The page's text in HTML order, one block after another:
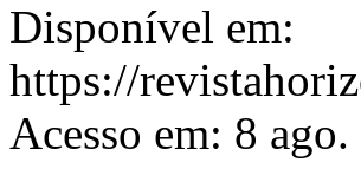
Disponível em:
https://
Acesso em: 8